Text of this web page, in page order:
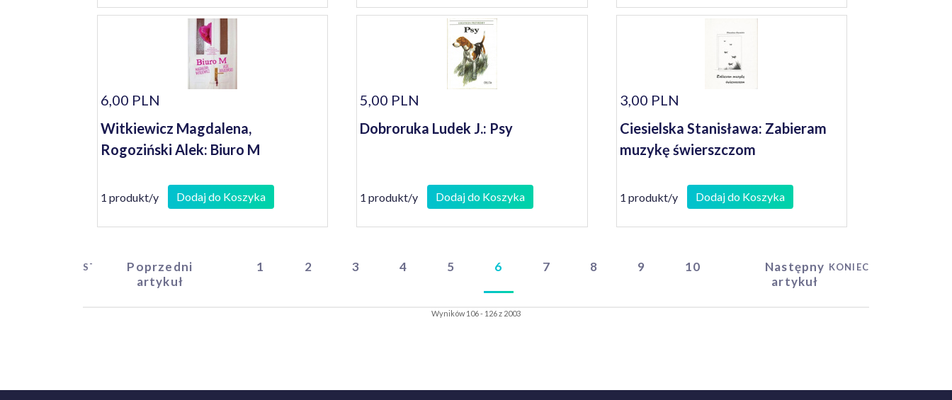
6,00 PLN
Witkiewicz Magdalena,
Rogoziński Alek: Biuro M
1 produkt/y Dodaj do Koszyka
5,00 PLN
Dobroruka Ludek J.: Psy
1 produkt/y Dodaj do Koszyka
3,00 PLN
Ciesielska Stanisława: Zabieram
muzykę świerszczom
1 produkt/y Dodaj do Koszyka
START
Poprzedni
artykuł
1 2 3 4 5 6 7 8 9 10
Następny
artykuł
KONIEC
Wyników 106 - 126 z 2003